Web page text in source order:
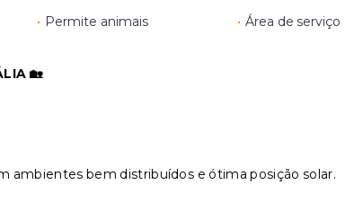
• Permite animais • Área de serviço
🏡
ambientes bem distribuídos e ótima posição solar.